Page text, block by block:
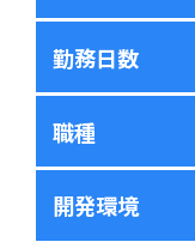
勤務日数
職種
開発環境